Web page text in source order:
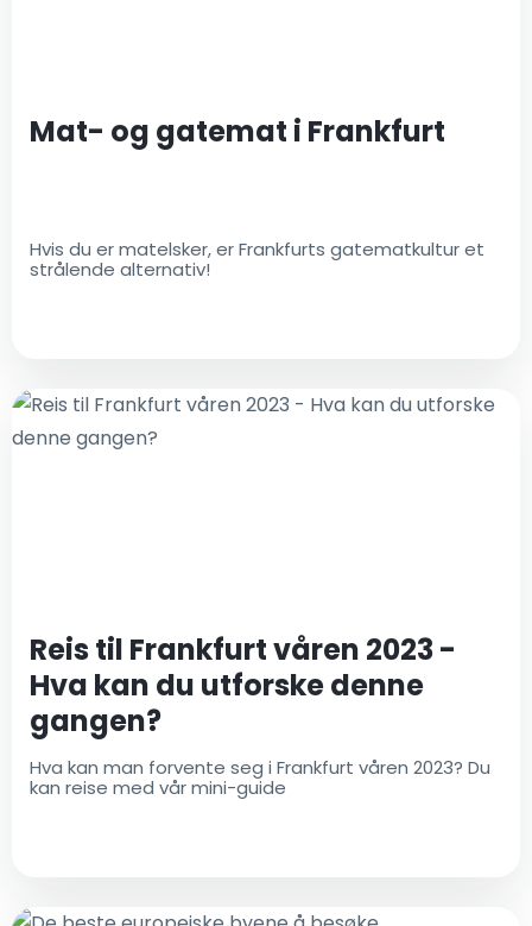
Mat- og gatemat i Frankfurt
Hvis du er matelsker, er Frankfurts gatematkultur et
strålende alternativ!
Reis til Frankfurt våren 2023 -
Hva kan du utforske denne
gangen?
Hva kan man forvente seg i Frankfurt våren 2023? Du
kan reise med vår mini-guide